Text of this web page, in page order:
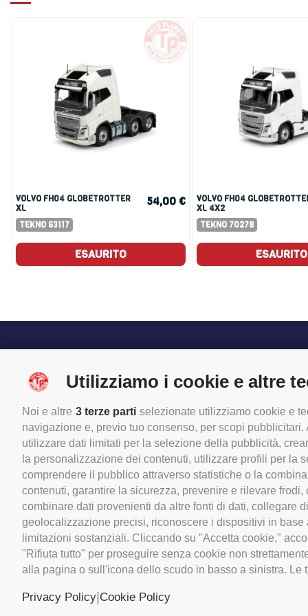
Utilizziamo i cookie e altre
Noi e altre 3 terze parti selezionate utilizziamo cookie e
navigazione e, previo tuo consenso, per scopi
utilizzare dati limitati per la selezione della pubblicità,
la personalizzazione dei contenuti, utilizzare profili per la
comprendere il pubblico attraverso statistiche o la
contenuti, garantire la sicurezza, prevenire e rilevare
combinare dati provenienti da altre fonti di dati, collegare
geolocalizzazione precisi, riconoscere i dispositivi in
limitazioni sostanziali. Cliccando su "Accetta cookie,"
"Rifiuta tutto" per proseguire senza cookie non
alla pagina o sull'icona dello scudo in basso a sinistra.
Privacy Policy|Cookie Policy
VOLVO FH04 GLOBETROTTER
XL
TEKNO 63117
54,00 €
ESAURITO
VOLVO FH04 GLOBETROTTER
XL 4X2
TEKNO 70278
ESAURITO
Informazioni
Come Prenotare
Metodi di spedizione
Pagamenti
Orari Negozio
Contattaci
Offerte Speciali
Nuovi prodotti
Termini e condizioni d'uso
Privacy Policy
Cookie Policy
Le
I
Le
I